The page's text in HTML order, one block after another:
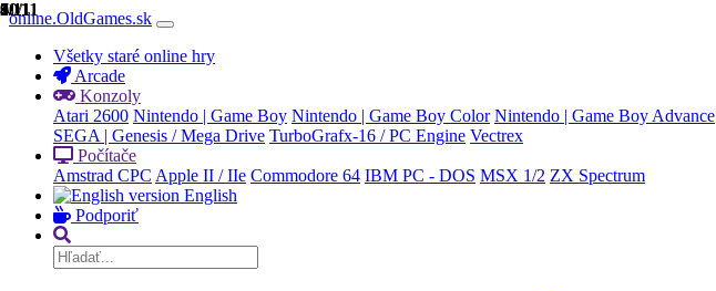
online.OldGames.sk
Všetky staré online hry
Arcade
Konzoly
Atari 2600 Nintendo | Game Boy Nintendo | Game Boy Color Nintendo | Game Boy Advance
SEGA | Genesis / Mega Drive TurboGrafx-16 / PC Engine Vectrex
Počítače
Amstrad CPC Apple II / IIe Commodore 64 IBM PC - DOS MSX 1/2 ZX Spectrum
English
Podporiť
1/11
2/11
3/11
4/11
5/11
6/11
7/11
8/11
9/11
10/11
11/11